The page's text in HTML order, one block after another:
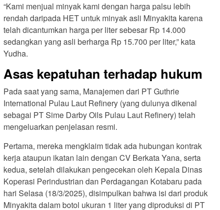
“Kami menjual minyak kami dengan harga palsu lebih
rendah daripada HET untuk minyak asli Minyakita karena
telah dicantumkan harga per liter sebesar Rp 14.000
sedangkan yang asli berharga Rp 15.700 per liter,” kata
Yudha.
Asas kepatuhan terhadap hukum
Pada saat yang sama, Manajemen dari PT Guthrie
International Pulau Laut Refinery (yang dulunya dikenal
sebagai PT Sime Darby Oils Pulau Laut Refinery) telah
mengeluarkan penjelasan resmi.
Pertama, mereka mengklaim tidak ada hubungan kontrak
kerja ataupun ikatan lain dengan CV Berkata Yana, serta
kedua, setelah dilakukan pengecekan oleh Kepala Dinas
Koperasi Perindustrian dan Perdagangan Kotabaru pada
hari Selasa (18/3/2025), disimpulkan bahwa isi dari produk
Minyakita dalam botol ukuran 1 liter yang diproduksi di PT